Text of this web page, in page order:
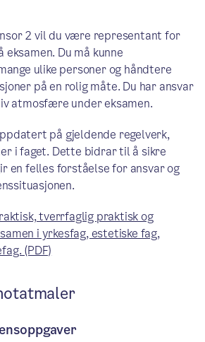
2 vil du være representant for
Du må kunne
ulike personer og håndtere
på en rolig måte. Du har ansvar
atmosfære under eksamen.
på gjeldende regelverk,
i faget. Dette bidrar til å sikre
en felles forståelse for ansvar og
tverrfaglig praktisk og
i yrkesfag, estetiske fag,
(PDF)